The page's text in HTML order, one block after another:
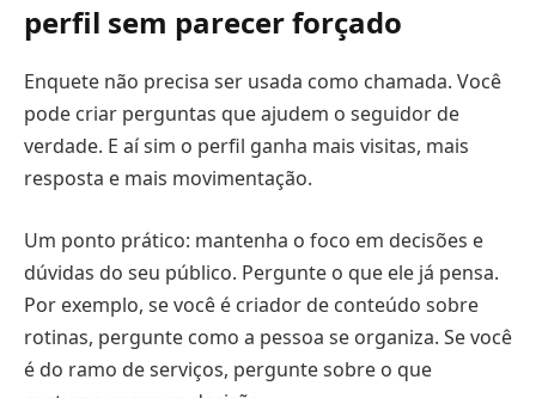
perfil sem parecer forçado
Enquete não precisa ser usada como chamada. Você
pode criar perguntas que ajudem o seguidor de
verdade. E aí sim o perfil ganha mais visitas, mais
resposta e mais movimentação.
Um ponto prático: mantenha o foco em decisões e
dúvidas do seu público. Pergunte o que ele já pensa.
Por exemplo, se você é criador de conteúdo sobre
rotinas, pergunte como a pessoa se organiza. Se você
é do ramo de serviços, pergunte sobre o que